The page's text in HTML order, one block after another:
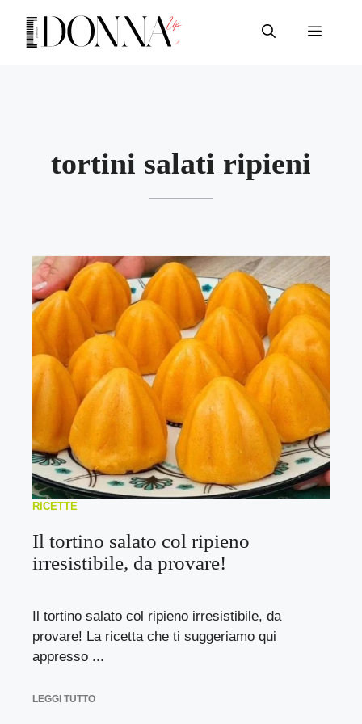
contenuto
Menu
tortini salati ripieni
RICETTE
Il tortino salato col ripieno
irresistibile, da provare!
Il tortino salato col ripieno irresistibile, da
provare! La ricetta che ti suggeriamo qui
appresso ...
LEGGI TUTTO